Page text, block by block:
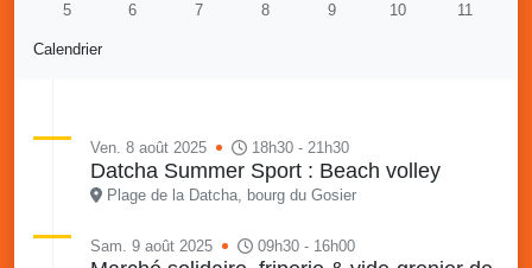
Calendrier
5 6 7 8 9 10 11
Ven. 8 août 2025 18h30 - 21h30
Datcha Summer Sport : Beach volley
Plage de la Datcha, bourg du Gosier
Sam. 9 août 2025 09h30 - 16h00